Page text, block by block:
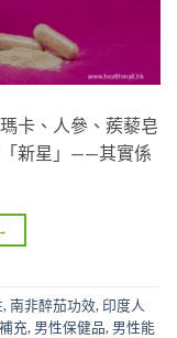
卡、人參、蒺藜皂
新星」——其實係
,南非醉茄功效,印度人
充, 男性保健品, 男性能